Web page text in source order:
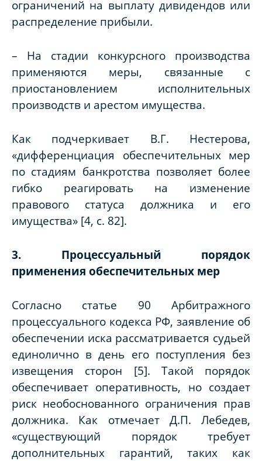
ограничений на выплату дивидендов или
распределение прибыли.
– На стадии конкурсного производства
применяются меры, связанные с
приостановлением исполнительных
производств и арестом имущества.
Как подчеркивает В.Г. Нестерова,
«дифференциация обеспечительных мер
по стадиям банкротства позволяет более
гибко реагировать на изменение
правового статуса должника и его
имущества» [4, с. 82].
3. Процессуальный порядок
применения обеспечительных мер
Согласно статье 90 Арбитражного
процессуального кодекса РФ, заявление об
обеспечении иска рассматривается судьей
единолично в день его поступления без
извещения сторон [5]. Такой порядок
обеспечивает оперативность, но создает
риск необоснованного ограничения прав
должника. Как отмечает Д.П. Лебедев,
«существующий порядок требует
дополнительных гарантий, таких как